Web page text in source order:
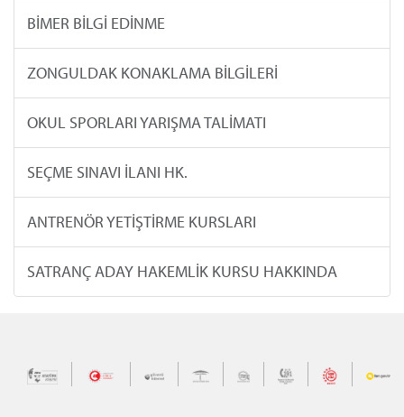
BİMER BİLGİ EDİNME
ZONGULDAK KONAKLAMA BİLGİLERİ
OKUL SPORLARI YARIŞMA TALİMATI
SEÇME SINAVI İLANI HK.
ANTRENÖR YETİŞTİRME KURSLARI
SATRANÇ ADAY HAKEMLİK KURSU HAKKINDA